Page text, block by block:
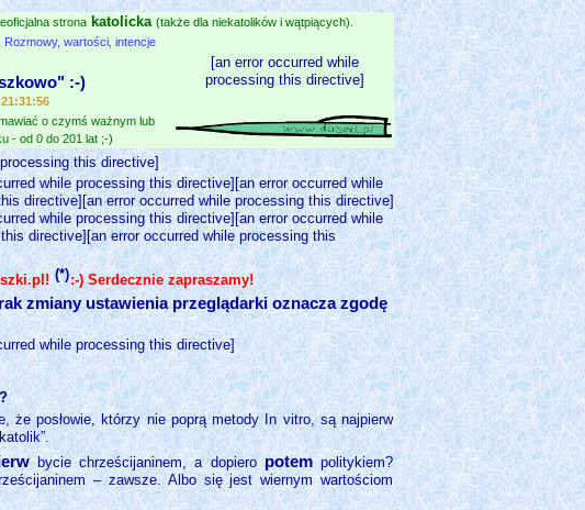
strona katolicka (także dla niekatolików i wątpiących).
wartości, intencje
:-)
[an error occurred while
processing this directive]
o czymś ważnym lub
- od 0 do 201 lat ;-)
this directive]
while processing this directive][an error occurred while
directive][an error occurred while processing this directive]
while processing this directive][an error occurred while
directive][an error occurred while processing this
(*):-) Serdecznie zapraszamy!
zmiany ustawienia przeglądarki oznacza zgodę
while processing this directive]
że posłowie, którzy nie poprą metody In vitro, są najpierw
bycie chrześcijaninem, a dopiero potempolitykiem?
– zawsze. Albo się jest wiernym wartościom